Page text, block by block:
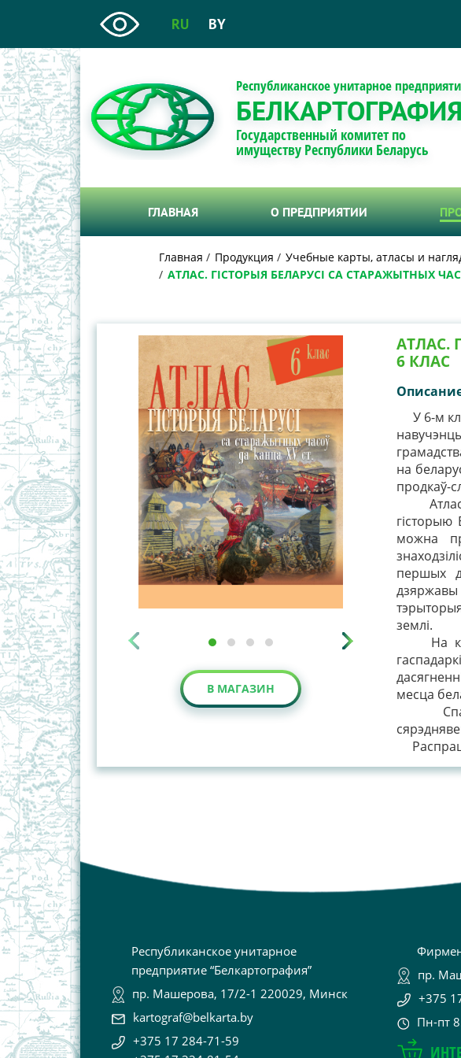
RU BY
Республиканское унитарное
БЕЛКАРТОГРАФИЯ
Государственный комитет по
имуществу Республики Беларусь
ГЛАВНАЯ О ПРЕДПРИЯТИИ
Главная Продукция Учебные карты, атласы и
АТЛАС. ГІСТОРЫЯ БЕЛАРУСІ СА СТАРАЖЫТНЫХ
В МАГАЗИН
АТЛАС.
6 КЛАС
У 6-м
на
продкаў-
Атлас
гісторыю
можна
першых
дзяржавы
землі.
На
месца
Республиканское унитарное
предприятие “Белкартография”
пр. Машерова, 17/2-1 220029, Минск
kartograf@belkarta.by
+375 17 284-71-59
пр.
+375
Пн-пт